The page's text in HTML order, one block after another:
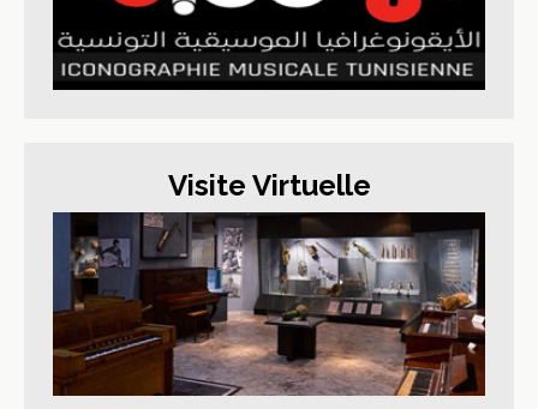
Visite Virtuelle